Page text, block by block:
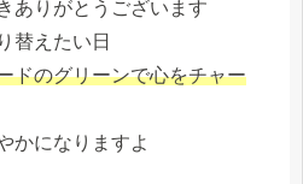
ありがとうございます
替えたい日
ドのグリーンで心をチャー
かになりますよ